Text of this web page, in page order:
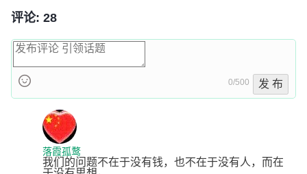
评论: 28
0/500 发 布
落霞孤鹜
我们的问题不在于没有钱，也不在于没有人，而在